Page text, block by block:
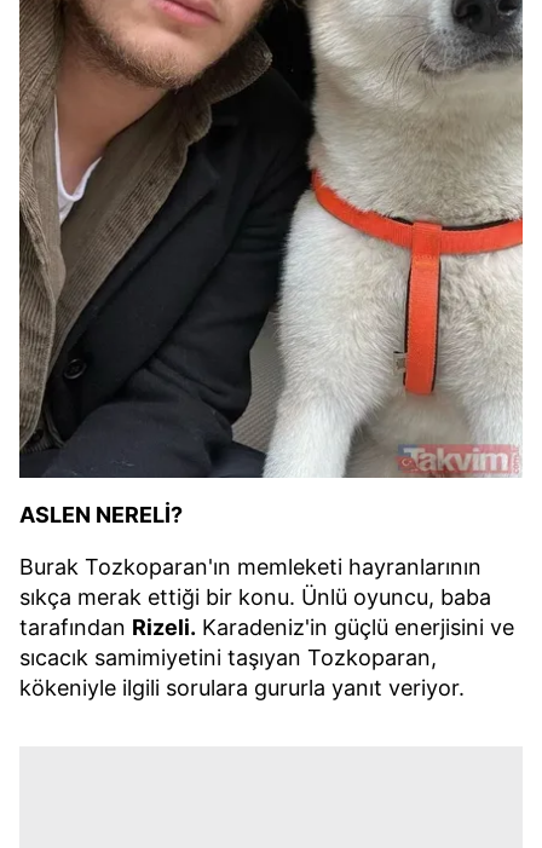
ASLEN NERELİ?
Burak Tozkoparan'ın memleketi hayranlarının
sıkça merak ettiği bir konu. Ünlü oyuncu, baba
tarafından Rizeli. Karadeniz'in güçlü enerjisini ve
sıcacık samimiyetini taşıyan Tozkoparan,
kökeniyle ilgili sorulara gururla yanıt veriyor.